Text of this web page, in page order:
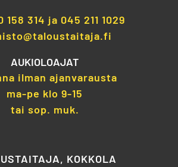
158 314 ja 045 211 1029
AUKIOLOAJAT
ilman ajanvarausta
ma-pe klo 9-15
tai sop. muk.
KOKKOLA